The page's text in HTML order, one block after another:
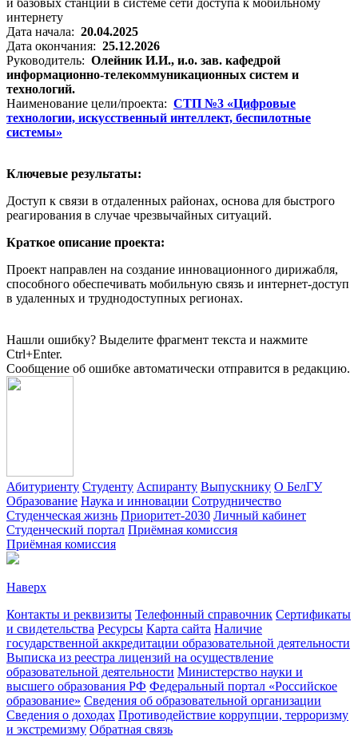
Дата начала: 20.04.2025
Дата окончания: 25.12.2026
Руководитель: Олейник И.И., и.о. зав. кафедрой
информационно-телекоммуникационных систем и
технологий.
Наименование цели/проекта: СТП №3 «Цифровые
технологии, искусственный интеллект, беспилотные
системы»
Ключевые результаты:
Доступ к связи в отдаленных районах, основа для быстрого
реагирования в случае чрезвычайных ситуаций.
Краткое описание проекта:
Проект направлен на создание инновационного дирижабля,
способного обеспечивать мобильную связь и интернет-доступ
в удаленных и труднодоступных регионах.
Нашли ошибку? Выделите фрагмент текста и нажмите
Ctrl+Enter.
Сообщение об ошибке автоматически отправится в редакцию.
Абитуриенту Студенту Аспиранту Выпускнику О БелГУ
Образование Наука и инновации Сотрудничество
Студенческая жизнь Приоритет-2030 Личный кабинет
Студенческий портал Приёмная комиссия
Приёмная комиссия
Наверх
Контакты и реквизиты Телефонный справочник Сертификаты
и свидетельства Ресурсы Карта сайта Наличие
государственной аккредитации образовательной деятельности
Выписка из реестра лицензий на осуществление
образовательной деятельности Министерствo науки и
высшего образования РФ Федеральный портал «Российское
образование» Сведения об образовательной организации
Сведения о доходах Противодействие коррупции, терроризму
и экстремизму Обратная связь